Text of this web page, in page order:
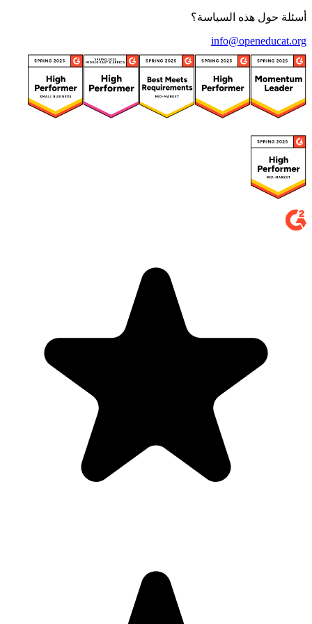
أسئلة حول هذه السياسة؟
info@openeducat.org